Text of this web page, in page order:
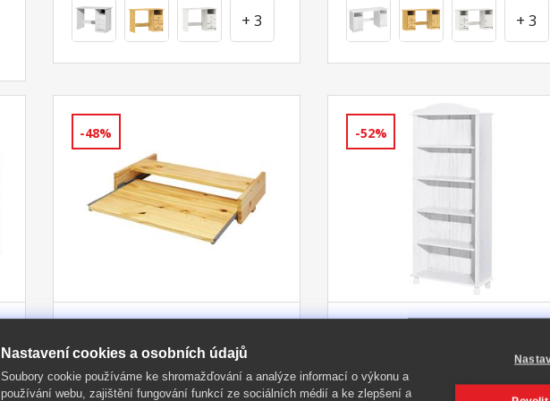
+ 3 + 3
-48%
klávesnici
materiál masiv borovice, lakované
-52%
materiál masiv borovice, barevné
Nastavení cookies a osobních údajů
Soubory cookie používáme ke shromažďování a analýze informací o výkonu a
používání webu, zajištění fungování funkcí ze sociálních médií a ke zlepšení a